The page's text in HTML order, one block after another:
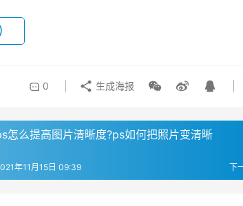
0 生成海报
怎么提高图片清晰度?ps如何把照片变清晰
下
年11月15日 09:39